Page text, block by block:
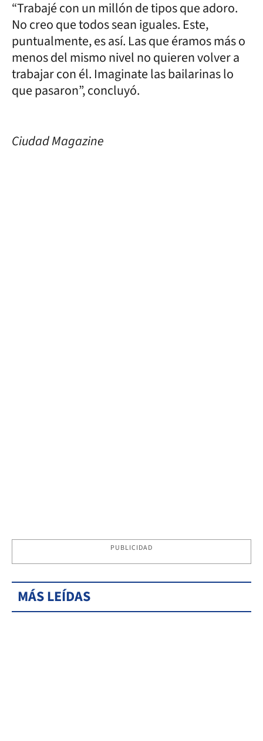
“Trabajé con un millón de tipos que adoro.
No creo que todos sean iguales. Este,
puntualmente, es así. Las que éramos más o
menos del mismo nivel no quieren volver a
trabajar con él. Imaginate las bailarinas lo
que pasaron”, concluyó.
Ciudad Magazine
PUBLICIDAD
MÁS LEÍDAS